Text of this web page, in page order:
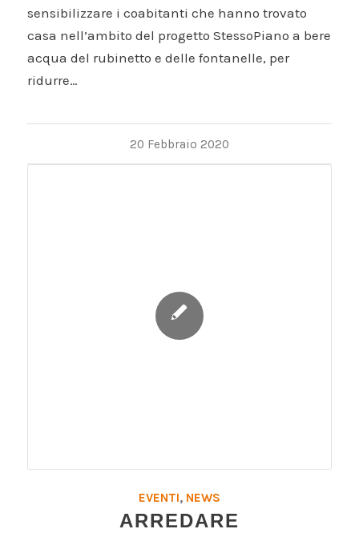
sensibilizzare i coabitanti che hanno trovato
casa nell’ambito del progetto StessoPiano a bere
acqua del rubinetto e delle fontanelle, per
ridurre…
20 Febbraio 2020
EVENTI, NEWS
ARREDARE